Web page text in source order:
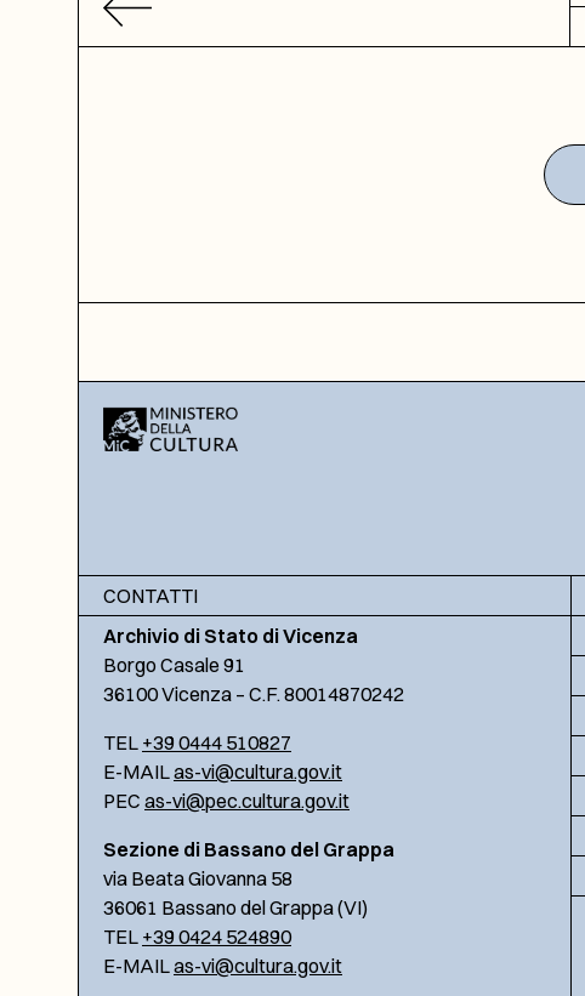
CONTATTI
Archivio di Stato di Vicenza
Borgo Casale 91
36100 Vicenza – C.F. 80014870242
TEL +39 0444 510827
E-MAILas-vi@cultura.gov.it
PEC as-vi@pec.cultura.gov.it
Sezione di Bassano del Grappa
via Beata Giovanna 58
36061 Bassano del Grappa (VI)
TEL +39 0424 524890
E-MAILas-vi@cultura.gov.it